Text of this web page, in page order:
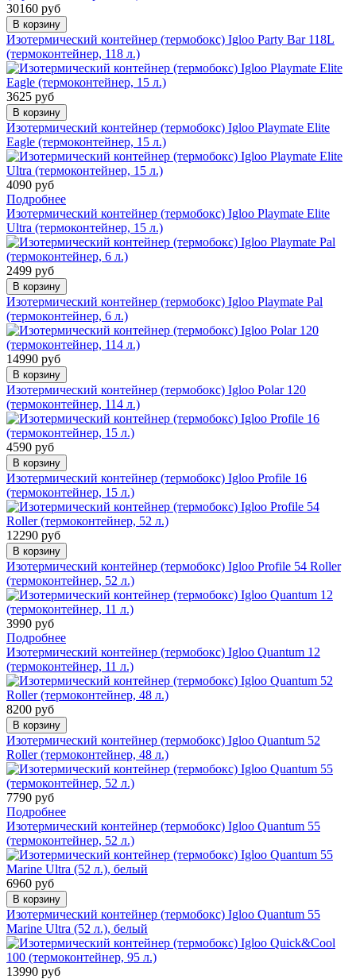
30160 руб
В корзину
Изотермический контейнер (термобокс) Igloo Party Bar 118L
(термоконтейнер, 118 л.)
3625 руб
В корзину
Изотермический контейнер (термобокс) Igloo Playmate Elite
Eagle (термоконтейнер, 15 л.)
4090 руб
Подробнее
Изотермический контейнер (термобокс) Igloo Playmate Elite
Ultra (термоконтейнер, 15 л.)
2499 руб
В корзину
Изотермический контейнер (термобокс) Igloo Playmate Pal
(термоконтейнер, 6 л.)
14990 руб
В корзину
Изотермический контейнер (термобокс) Igloo Polar 120
(термоконтейнер, 114 л.)
4590 руб
В корзину
Изотермический контейнер (термобокс) Igloo Profile 16
(термоконтейнер, 15 л.)
12290 руб
В корзину
Изотермический контейнер (термобокс) Igloo Profile 54 Roller
(термоконтейнер, 52 л.)
3990 руб
Подробнее
Изотермический контейнер (термобокс) Igloo Quantum 12
(термоконтейнер, 11 л.)
8200 руб
В корзину
Изотермический контейнер (термобокс) Igloo Quantum 52
Roller (термоконтейнер, 48 л.)
7790 руб
Подробнее
Изотермический контейнер (термобокс) Igloo Quantum 55
(термоконтейнер, 52 л.)
6960 руб
В корзину
Изотермический контейнер (термобокс) Igloo Quantum 55
Marine Ultra (52 л.), белый
13990 руб